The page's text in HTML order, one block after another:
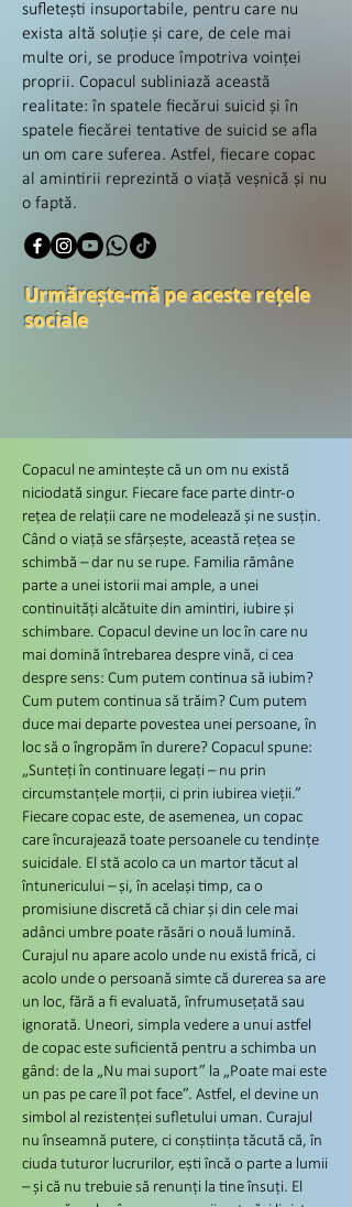
sufletești insuportabile, pentru care nu
exista altă soluție și care, de cele mai
multe ori, se produce împotriva voinței
proprii. Copacul subliniază această
realitate: în spatele fiecărui suicid și în
spatele fiecărei tentative de suicid se afla
un om care suferea. Astfel, fiecare copac
al amintirii reprezintă o viață veșnică și nu
o faptă.
Urmărește-mă pe aceste rețele
sociale
Copacul ne amintește că un om nu există
niciodată singur. Fiecare face parte dintr-o
rețea de relații care ne modelează și ne susțin.
Când o viață se sfârșește, această rețea se
schimbă – dar nu se rupe. Familia rămâne
parte a unei istorii mai ample, a unei
continuități alcătuite din amintiri, iubire și
schimbare. Copacul devine un loc în care nu
mai domină întrebarea despre vină, ci cea
despre sens: Cum putem continua să iubim?
Cum putem continua să trăim? Cum putem
duce mai departe povestea unei persoane, în
loc să o îngropăm în durere? Copacul spune:
„Sunteți în continuare legați – nu prin
circumstanțele morții, ci prin iubirea vieții.”
Fiecare copac este, de asemenea, un copac
care încurajează toate persoanele cu tendințe
suicidale. El stă acolo ca un martor tăcut al
întunericului – și, în același timp, ca o
promisiune discretă că chiar și din cele mai
adânci umbre poate răsări o nouă lumină.
Curajul nu apare acolo unde nu există frică, ci
acolo unde o persoană simte că durerea sa are
un loc, fără a fi evaluată, înfrumusețată sau
ignorată. Uneori, simpla vedere a unui astfel
de copac este suficientă pentru a schimba un
gând: de la „Nu mai suport” la „Poate mai este
un pas pe care îl pot face”. Astfel, el devine un
simbol al rezistenței sufletului uman. Curajul
nu înseamnă putere, ci conștiința tăcută că, în
ciuda tuturor lucrurilor, ești încă o parte a lumii
– și că nu trebuie să renunți la tine însuți. El